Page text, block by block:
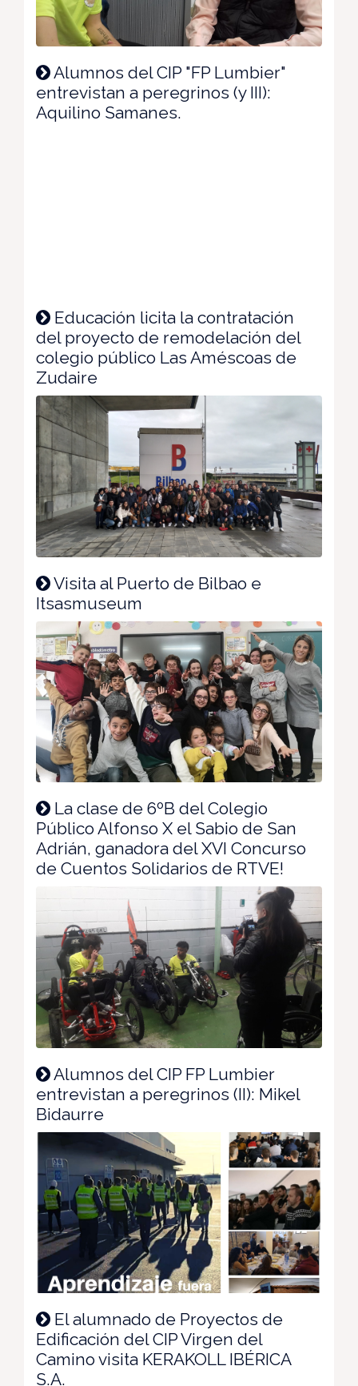
Alumnos del CIP "FP Lumbier"
entrevistan a peregrinos (y III):
Aquilino Samanes.
Educación licita la contratación
del proyecto de remodelación del
colegio público Las Améscoas de
Zudaire
Visita al Puerto de Bilbao e
Itsasmuseum
La clase de 6ºB del Colegio
Público Alfonso X el Sabio de San
Adrián, ganadora del XVI Concurso
de Cuentos Solidarios de RTVE!
Alumnos del CIP FP Lumbier
entrevistan a peregrinos (II): Mikel
Bidaurre
El alumnado de Proyectos de
Edificación del CIP Virgen del
Camino visita KERAKOLL IBÉRICA
S.A.